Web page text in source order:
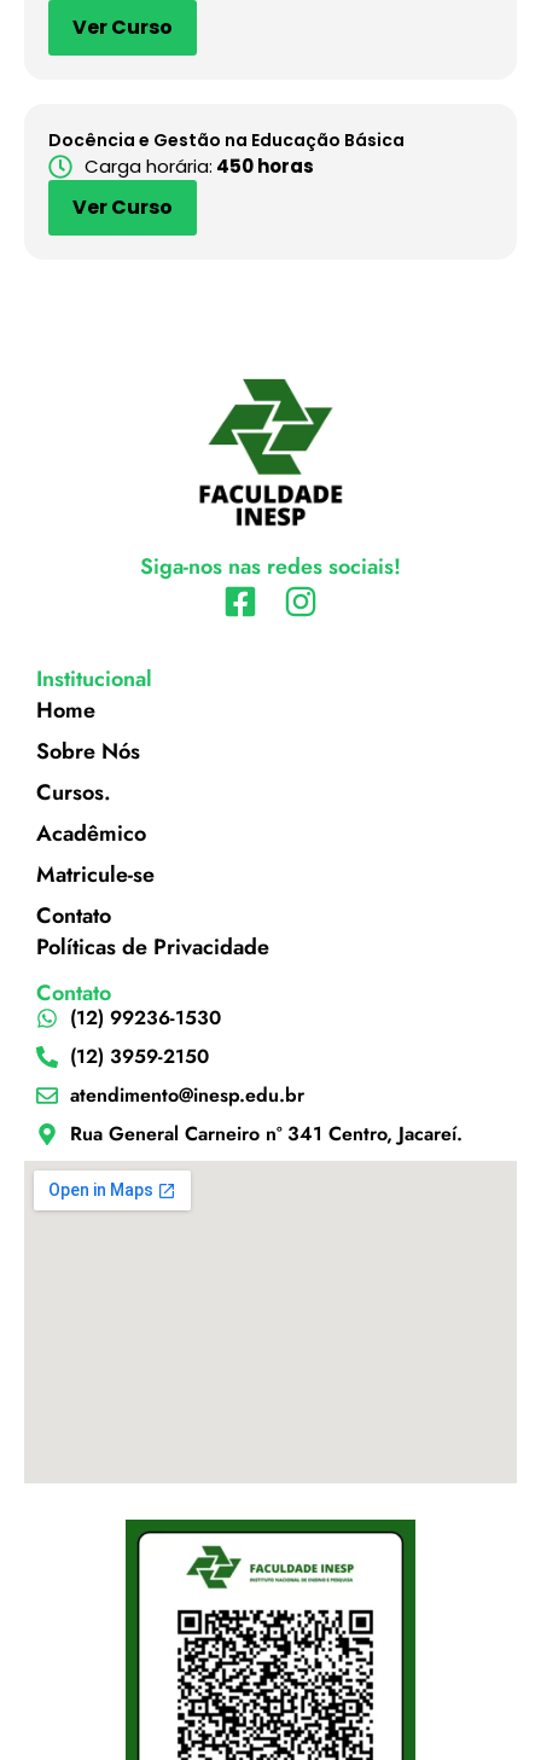
Ver Curso
Docência e Gestão na Educação Básica
Carga horária: 450 horas
Ver Curso
Siga-nos nas redes sociais!
Institucional
Home
Sobre Nós
Cursos.
Acadêmico
Matricule-se
Contato
Políticas de Privacidade
Contato
(12) 99236-1530
(12) 3959-2150
atendimento@inesp.edu.br
Rua General Carneiro nº 341 Centro, Jacareí.